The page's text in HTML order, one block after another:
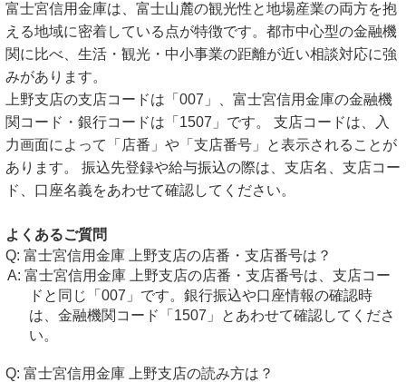
富士宮信用金庫は、富士山麓の観光性と地場産業の両方を抱
える地域に密着している点が特徴です。都市中心型の金融機
関に比べ、生活・観光・中小事業の距離が近い相談対応に強
みがあります。
上野支店の支店コードは「007」、富士宮信用金庫の金融機
関コード・銀行コードは「1507」です。 支店コードは、入
力画面によって「店番」や「支店番号」と表示されることが
あります。 振込先登録や給与振込の際は、支店名、支店コー
ド、口座名義をあわせて確認してください。
よくあるご質問
富士宮信用金庫 上野支店の店番・支店番号は？
富士宮信用金庫 上野支店の店番・支店番号は、支店コー
ドと同じ「007」です。銀行振込や口座情報の確認時
は、金融機関コード「1507」とあわせて確認してくださ
い。
富士宮信用金庫 上野支店の読み方は？